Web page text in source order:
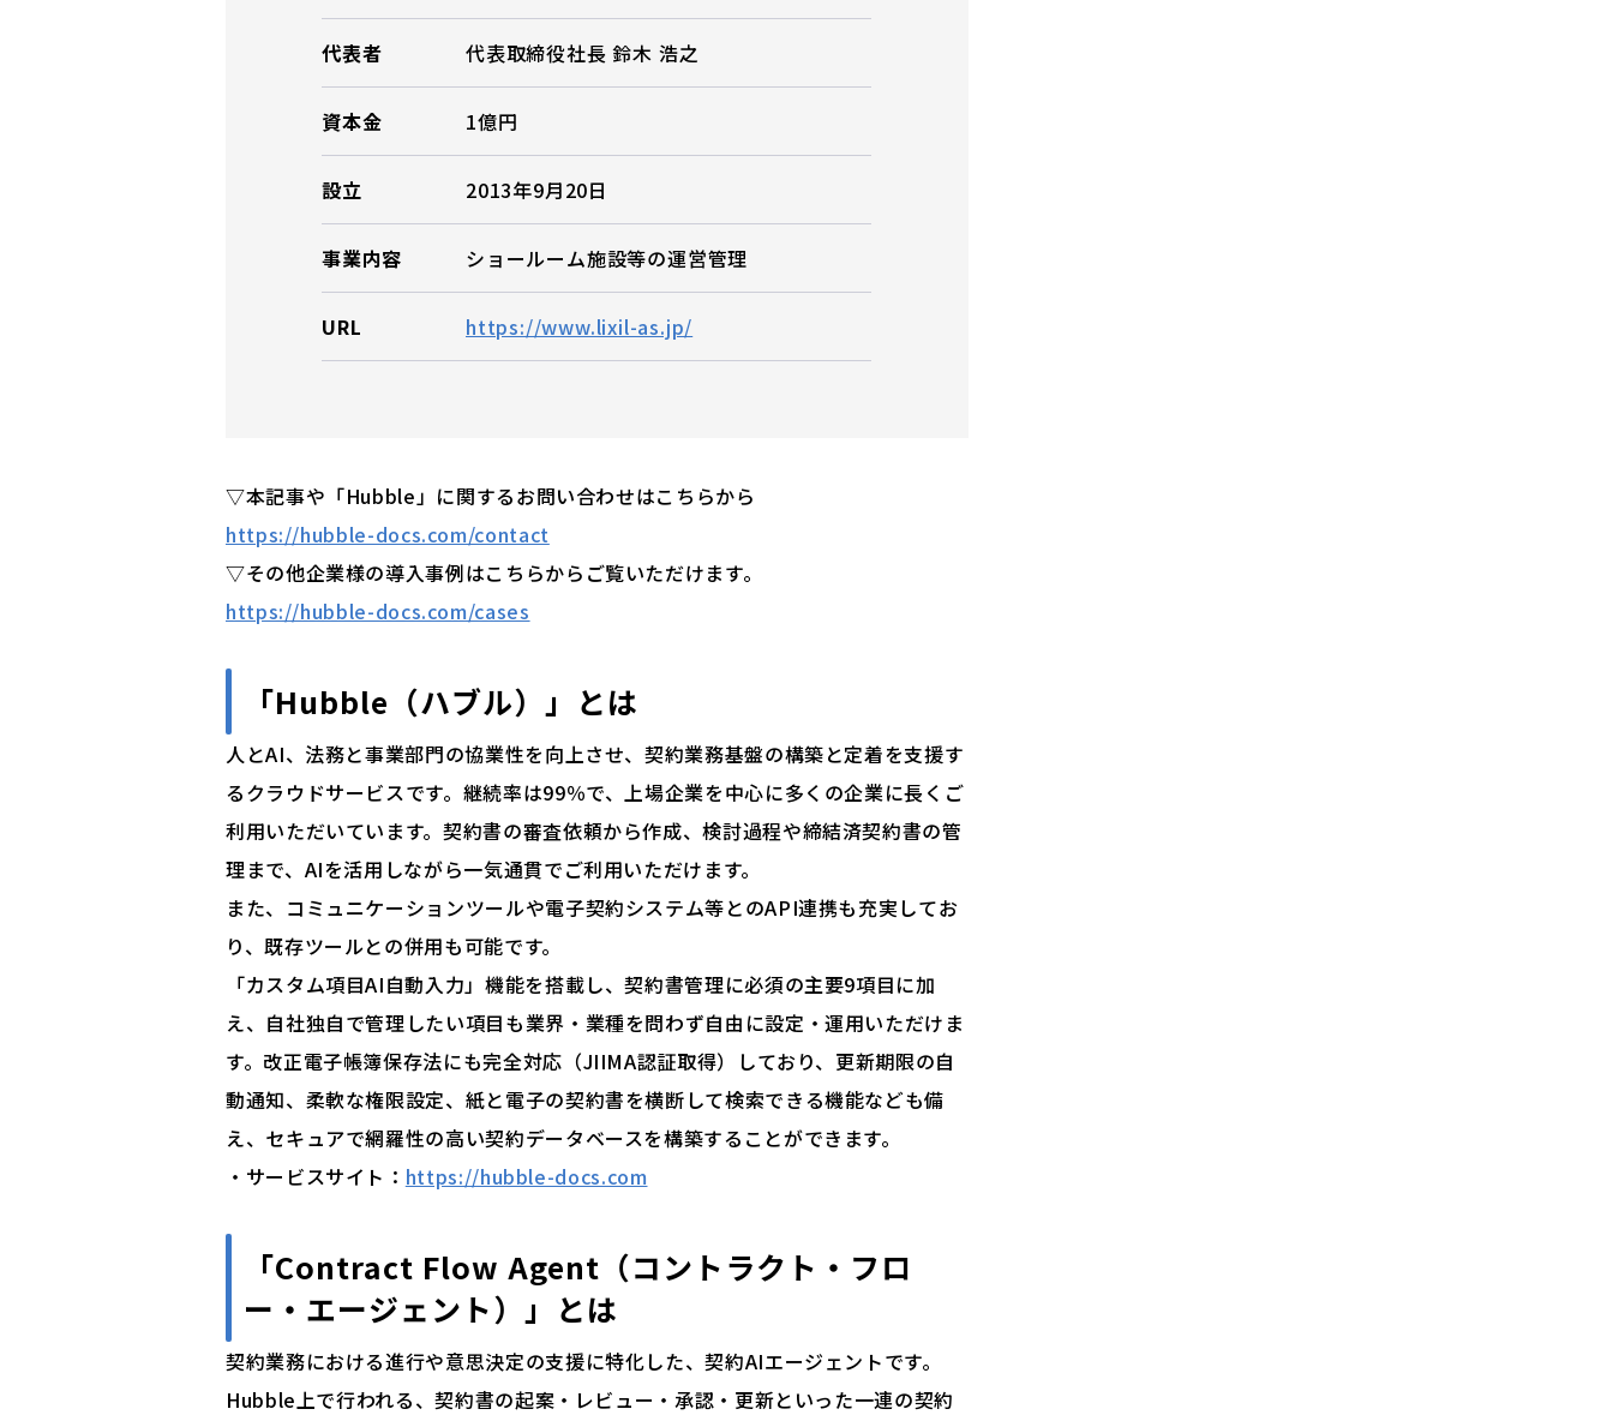
代表者 代表取締役社長 鈴木 浩之
資本金 1億円
設立 2013年9月20日
事業内容 ショールーム施設等の運営管理
URL https://www.lixil-as.jp/
▽本記事や「Hubble」に関するお問い合わせはこちらから
https://hubble-docs.com/contact
▽その他企業様の導入事例はこちらからご覧いただけます。
https://hubble-docs.com/cases
「Hubble（ハブル）」とは
人とAI、法務と事業部門の協業性を向上させ、契約業務基盤の構築と定着を支援す
るクラウドサービスです。継続率は99％で、上場企業を中心に多くの企業に長くご
利用いただいています。契約書の審査依頼から作成、検討過程や締結済契約書の管
理まで、AIを活用しながら一気通貫でご利用いただけます。
また、コミュニケーションツールや電子契約システム等とのAPI連携も充実してお
り、既存ツールとの併用も可能です。
「カスタム項目AI自動入力」機能を搭載し、契約書管理に必須の主要9項目に加
え、自社独自で管理したい項目も業界・業種を問わず自由に設定・運用いただけま
す。改正電子帳簿保存法にも完全対応（JIIMA認証取得）しており、更新期限の自
動通知、柔軟な権限設定、紙と電子の契約書を横断して検索できる機能なども備
え、セキュアで網羅性の高い契約データベースを構築することができます。
・サービスサイト： https://hubble-docs.com
「Contract Flow Agent（コントラクト・フロ
ー・エージェント）」とは
契約業務における進行や意思決定の支援に特化した、契約AIエージェントです。
Hubble上で行われる、契約書の起案・レビュー・承認・更新といった一連の契約